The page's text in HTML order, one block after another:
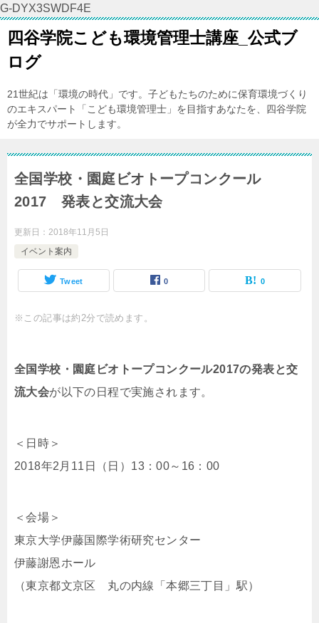
G-DYX3SWDF4E
四谷学院こども環境管理士講座_公式ブ
ログ
21世紀は「環境の時代」です。子どもたちのために保育環境づくり
のエキスパート「こども環境管理士」を目指すあなたを、四谷学院
が全力でサポートします。
全国学校・園庭ビオトープコンクール
2017 発表と交流大会
更新日： 2018年11月5日
イベント案内
Tweet 0 0
※この記事は約2分で読めます。
全国学校・園庭ビオトープコンクール2017の発表と交
流大会が以下の日程で実施されます。
＜日時＞
2018年2月11日（日）13：00～16：00
＜会場＞
東京大学伊藤国際学術研究センター
伊藤謝恩ホール
（東京都文京区 丸の内線「本郷三丁目」駅）